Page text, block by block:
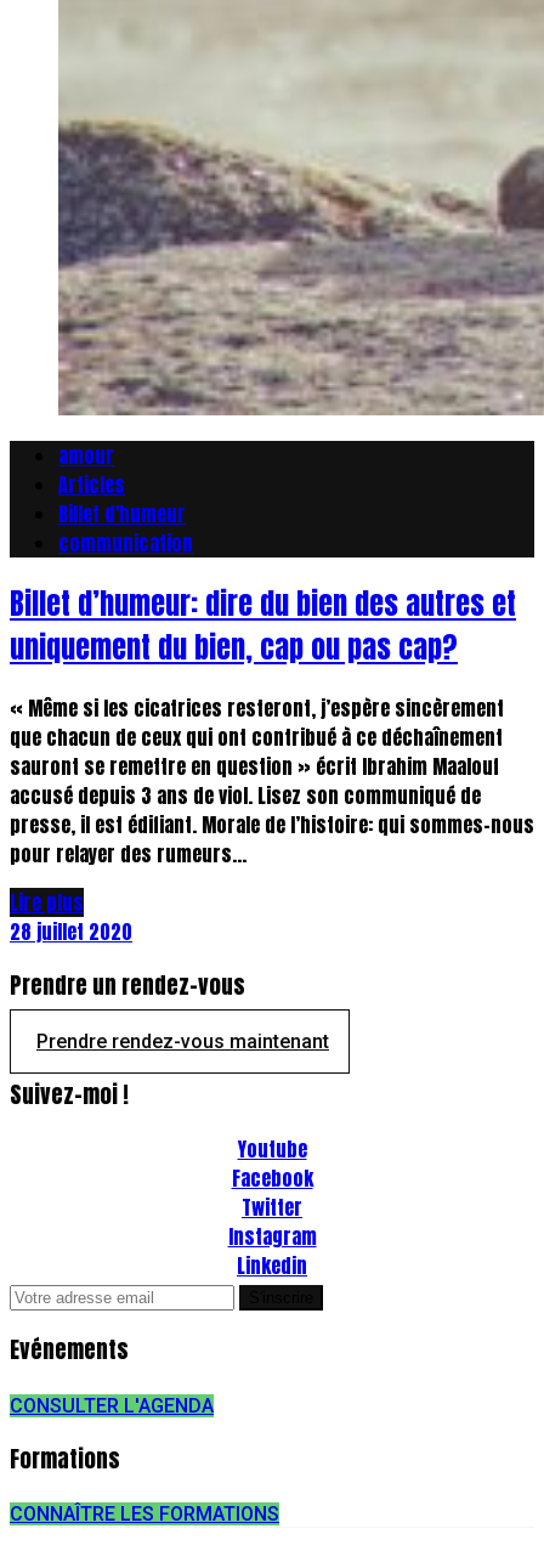
amour
Articles
Billet d'humeur
communication
Billet d’humeur: dire du bien des autres et
uniquement du bien, cap ou pas cap?
« Même si les cicatrices resteront, j’espère sincèrement
que chacun de ceux qui ont contribué à ce déchaînement
sauront se remettre en question » écrit Ibrahim Maalouf
accusé depuis 3 ans de viol. Lisez son communiqué de
presse, il est édifiant. Morale de l’histoire: qui sommes-nous
pour relayer des rumeurs...
Lire plus
28 juillet 2020
Prendre un rendez-vous
Prendre rendez-vous maintenant
Suivez-moi !
Youtube
Facebook
Twitter
Instagram
Linkedin
Evénements
CONSULTER L'AGENDA
Formations
CONNAÎTRE LES FORMATIONS